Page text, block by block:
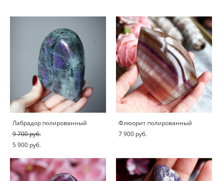
Лабрадор полированный
9 700 pуб.
5 900 pуб.
Флюорит полированный
7 900 pуб.